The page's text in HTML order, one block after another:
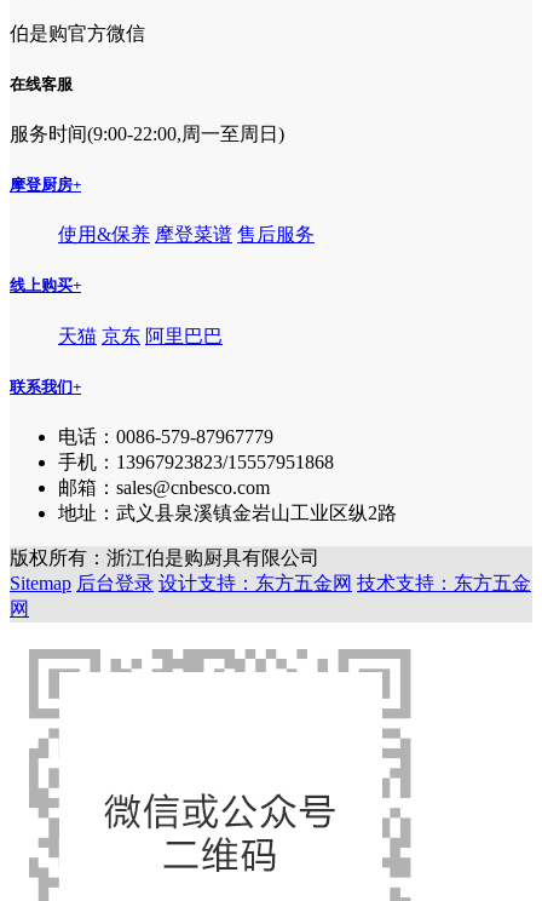
伯是购官方微信
在线客服
服务时间(9:00-22:00,周一至周日)
摩登厨房+
使用&保养 摩登菜谱 售后服务
线上购买+
天猫 京东 阿里巴巴
联系我们+
电话：0086-579-87967779
手机：13967923823/15557951868
邮箱：sales@cnbesco.com
地址：武义县泉溪镇金岩山工业区纵2路
版权所有：浙江伯是购厨具有限公司
Sitemap 后台登录 设计支持：东方五金网 技术支持：东方五金
网